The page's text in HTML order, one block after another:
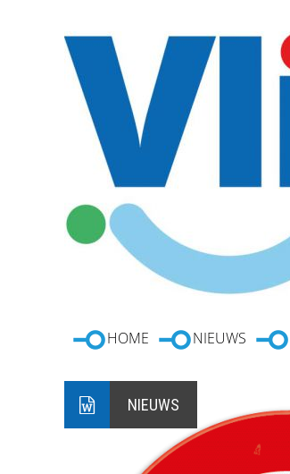
HOME NIEUWS
NIEUWS